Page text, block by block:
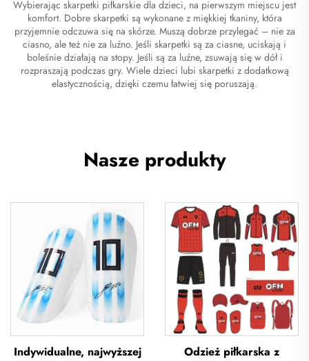
Wybierając skarpetki piłkarskie dla dzieci, na pierwszym miejscu jest
komfort. Dobre skarpetki są wykonane z miękkiej tkaniny, która
przyjemnie odczuwa się na skórze. Muszą dobrze przylegać – nie za
ciasno, ale też nie za luźno. Jeśli skarpetki są za ciasne, uciskają i
boleśnie działają na stopy. Jeśli są za luźne, zsuwają się w dół i
rozpraszają podczas gry. Wiele dzieci lubi skarpetki z dodatkową
elastycznością, dzięki czemu łatwiej się poruszają.
Nasze produkty
Indywidualne, najwyższej
Odzież piłkarska z